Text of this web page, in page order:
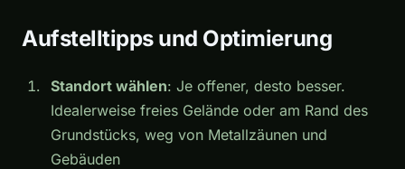
Aufstelltipps und Optimierung
Standort wählen: Je offener, desto besser.
Idealerweise freies Gelände oder am Rand des
Grundstücks, weg von Metallzäunen und
Gebäuden